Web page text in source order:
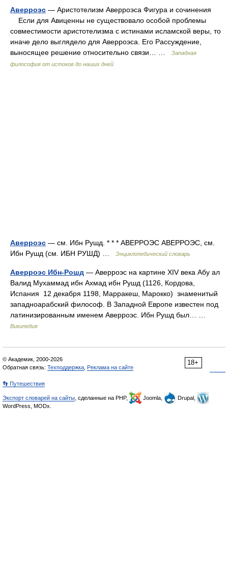
Аверроэс — Аристотелизм Аверроэса Фигура и сочинения
Если для Авиценны не существовало особой проблемы
совместимости аристотелизма с истинами исламской веры, то
иначе дело выглядело для Аверроэса. Его Рассуждение,
выносящее решение относительно связи… …
Западная
философия от истоков до наших дней
Аверроэс — см. Ибн Рушд. * * * АВЕРРОЭС АВЕРРОЭС, см.
Ибн Рушд (см. ИБН РУШД) …
Энциклопедический словарь
Аверроэс Ибн-Рошд — Аверроэс на картине XIV века Абу ал
Валид Мухаммад ибн Ахмад ибн Рушд (1126, Кордова,
Испания 12 декабря 1198, Марракеш, Марокко) знаменитый
западноарабский философ. В Западной Европе известен под
латинизированным именем Аверроэс. Ибн Рушд был… …
Википедия
18+
© Академик, 2000-2026
Обратная связь: Техподдержка Реклама на сайте
👣 Путешествия
Экспорт словарей на сайты , сделанные на PHP, Joomla,
Drupal,
WordPress, MODx.